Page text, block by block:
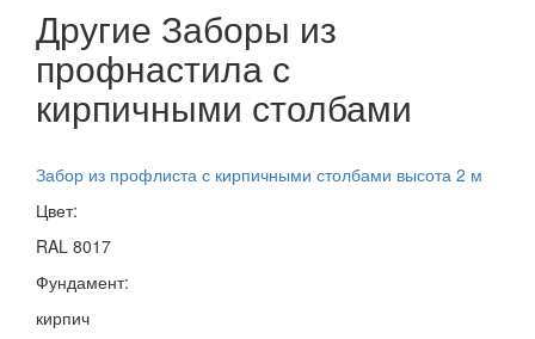
Другие Заборы из
профнастила с
кирпичными столбами
Забор из профлиста с кирпичными столбами высота 2 м
Цвет:
RAL 8017
Фундамент:
кирпич